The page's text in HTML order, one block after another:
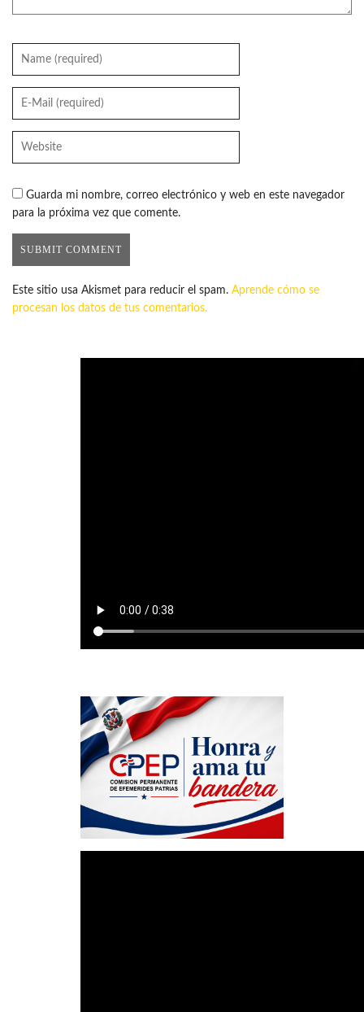
Guarda mi nombre, correo electrónico y web en este navegador
para la próxima vez que comente.
Este sitio usa Akismet para reducir el spam. Aprende cómo se
procesan los datos de tus comentarios.